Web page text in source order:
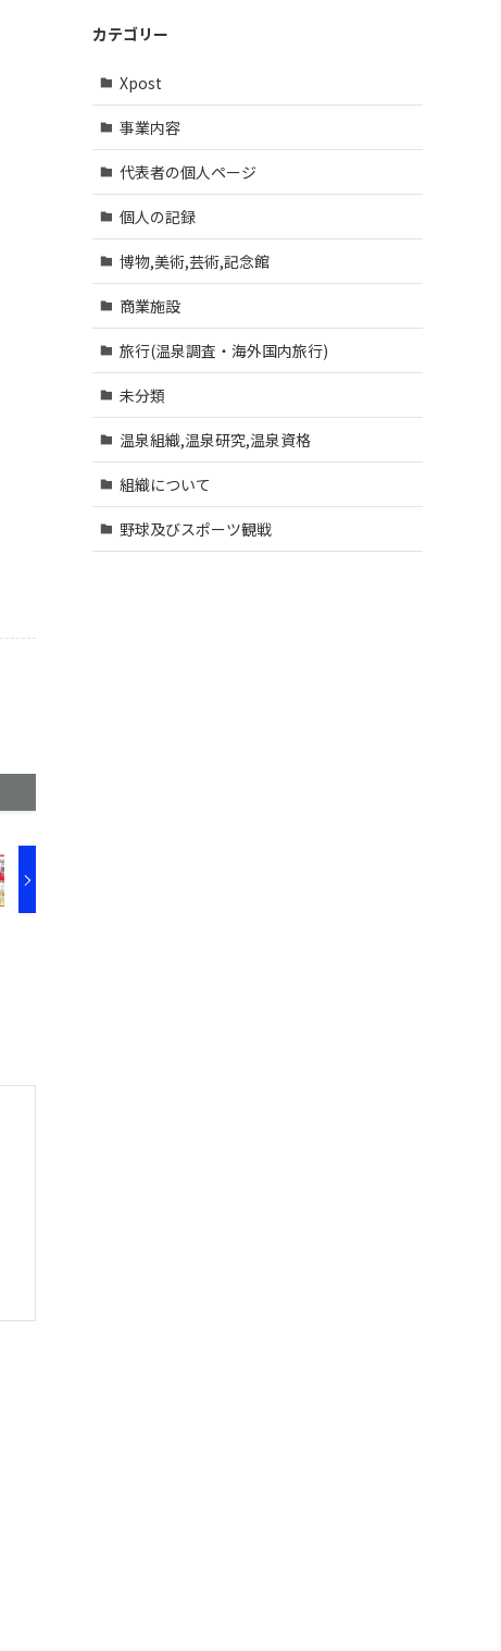
カテゴリー
Xpost
事業内容
代表者の個人ページ
個人の記録
博物,美術,芸術,記念館
商業施設
旅行(温泉調査・海外国内旅行)
未分類
温泉組織,温泉研究,温泉資格
組織について
野球及びスポーツ観戦